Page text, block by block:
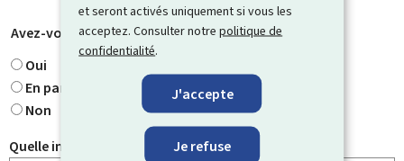
et seront activés uniquement si vous les
acceptez. Consulter notrepolitique de
confidentialité.
J'accepte
Je refuse
Avez-vous trouvé ce que vous cherchiez ? *
Oui
En partie
Non
Quelle information cherchiez-vous ?